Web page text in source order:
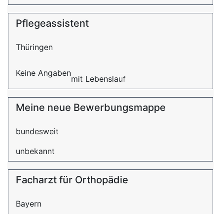
Pflegeassistent
Thüringen
Keine Angaben
mit Lebenslauf
Meine neue Bewerbungsmappe
bundesweit
unbekannt
Facharzt für Orthopädie
Bayern